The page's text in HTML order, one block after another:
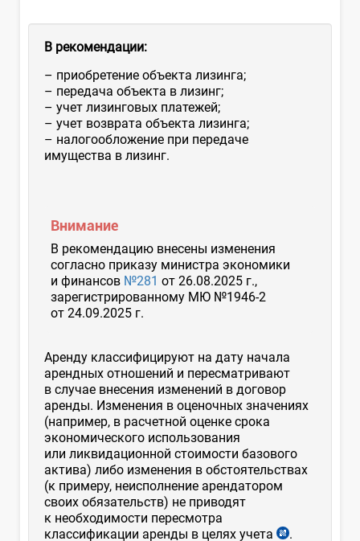
В рекомендации:
– приобретение объекта лизинга;
– передача объекта в лизинг;
– учет лизинговых платежей;
– учет возврата объекта лизинга;
– налогообложение при передаче
имущества в лизинг.
Внимание
В рекомендацию внесены изменения
согласно приказу министра экономики
и финансов №281 от 26.08.2025 г.,
зарегистрированному МЮ №1946-2
от 24.09.2025 г.
Аренду классифицируют на дату начала
арендных отношений и пересматривают
в случае внесения изменений в договор
аренды. Изменения в оценочных значениях
(например, в расчетной оценке срока
экономического использования
или ликвидационной стоимости базового
актива) либо изменения в обстоятельствах
(к примеру, неисполнение арендатором
своих обязательств) не приводят
к необходимости пересмотра
классификации аренды в целях учета
.